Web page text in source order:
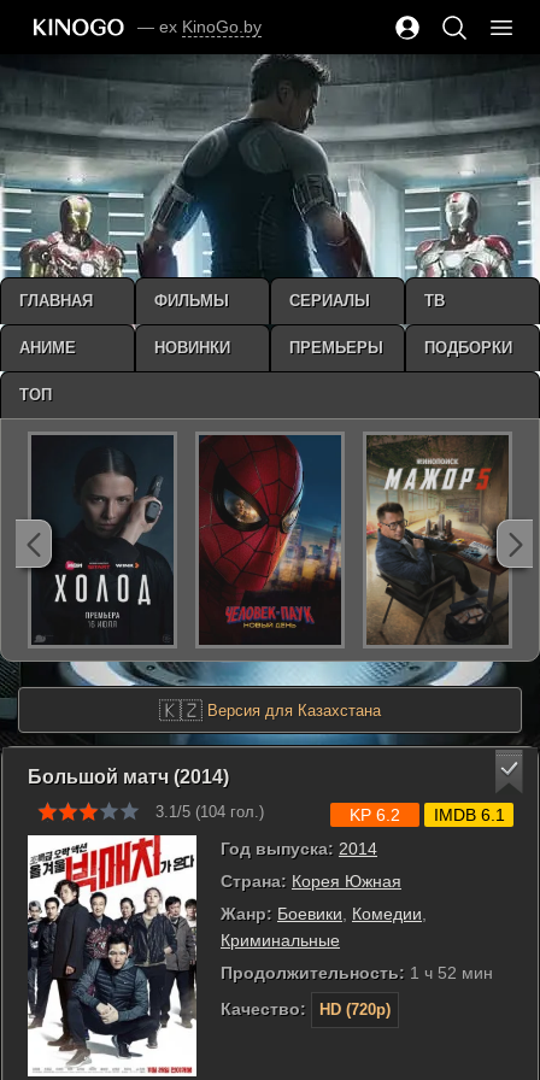
— ex KinoGo.by
🇰🇿 Версия для Казахстана
Большой матч (2014)
3.1/5 (104 гол.)
Год выпуска: 2014
Страна: Корея Южная
Жанр: Боевики Комедии
Криминальные
Продолжительность: 1 ч 52 мин
Качество:
HD (720p)
KP 6.2 IMDB 6.1
ГЛАВНАЯ ФИЛЬМЫ СЕРИАЛЫ ТВ
АНИМЕ НОВИНКИ ПРЕМЬЕРЫ ПОДБОРКИ
ТОП